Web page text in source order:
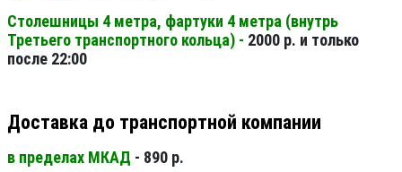
Столешницы 4 метра, фартуки 4 метра (внутрь
Третьего транспортного кольца) - 2000 р. и только
после 22:00
Доставка до транспортной компании
в пределах МКАД - 890 р.